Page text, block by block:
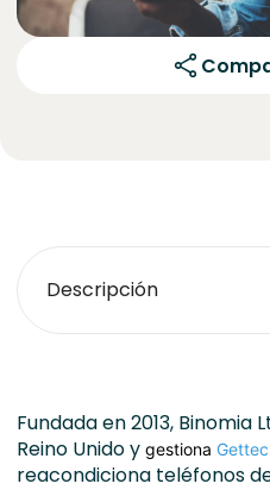
Descripción
Fundada en 2013, Binomia
Reino Unido y gestiona
reacondiciona teléfonos